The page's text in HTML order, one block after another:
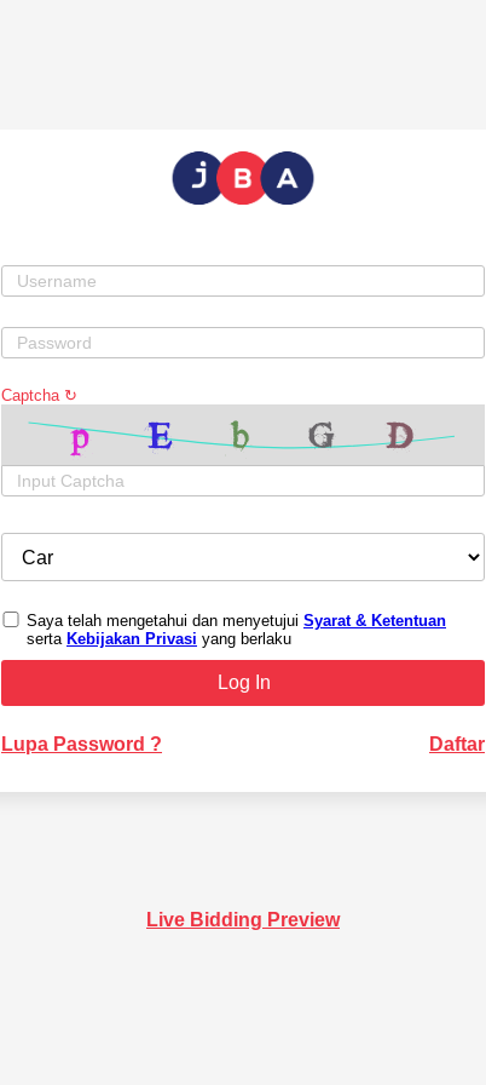
Captcha ↻
Saya telah mengetahui dan menyetujui Syarat & Ketentuan
serta Kebijakan Privasi yang berlaku
Lupa Password ? Daftar
Live Bidding Preview